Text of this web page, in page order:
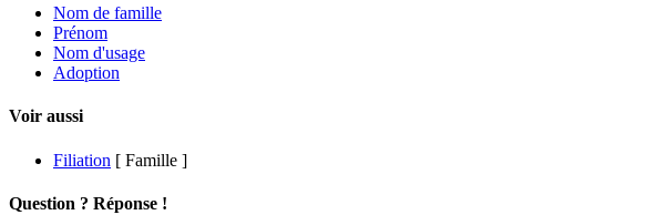
Nom de famille
Prénom
Nom d'usage
Adoption
Voir aussi
Filiation [ Famille ]
Question ? Réponse !